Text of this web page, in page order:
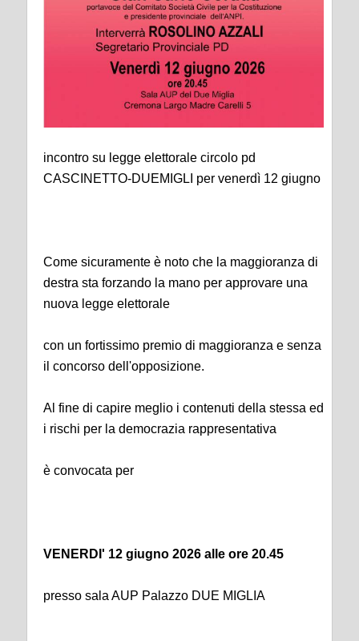
incontro su legge elettorale circolo pd
CASCINETTO-DUEMIGLI per venerdì 12 giugno
Come sicuramente è noto che la maggioranza di
destra sta forzando la mano per approvare una
nuova legge elettorale
con un fortissimo premio di maggioranza e senza
il concorso dell'opposizione.
Al fine di capire meglio i contenuti della stessa ed
i rischi per la democrazia rappresentativa
è convocata per
VENERDI' 12 giugno 2026 alle ore 20.45
presso sala AUP Palazzo DUE MIGLIA